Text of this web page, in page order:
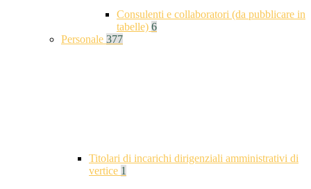
Consulenti e collaboratori (da pubblicare in
tabelle) 6
Personale 377
Titolari di incarichi dirigenziali amministrativi di
vertice 1